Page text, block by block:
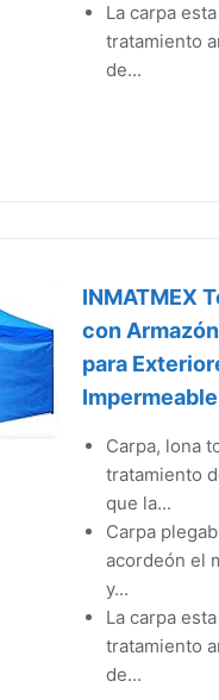
La carpa
tratamiento
de...
INMATMEX
con
para
Carpa, lona
tratamiento
que la...
Carpa
acordeón el
y...
La carpa
tratamiento
de...